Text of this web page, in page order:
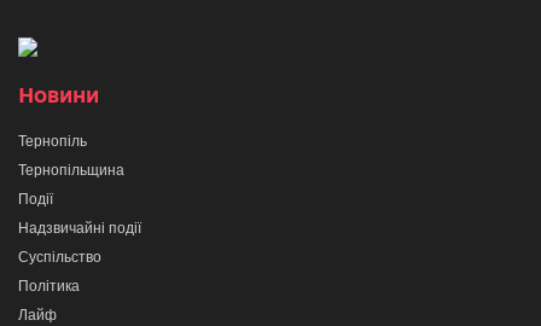
Новини
Тернопіль
Тернопільщина
Події
Надзвичайні події
Суспільство
Політика
Лайф